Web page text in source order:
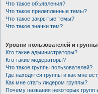
Что такое объявления?
Что такое прилепленные темы?
Что такое закрытые темы?
Что такое значки тем?
Уровни пользователей и группы
Кто такие администраторы?
Кто такие модераторы?
Что такое группы пользователей?
Где находятся группы и как мне
Как мне стать лидером группы?
Почему названия некоторых групп